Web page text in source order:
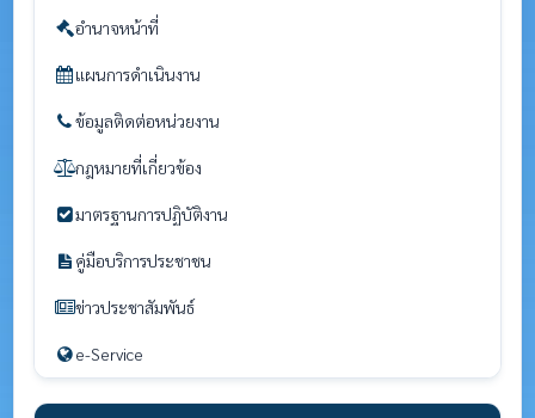
อำนาจหน้าที่
แผนการดำเนินงาน
ข้อมูลติดต่อหน่วยงาน
กฎหมายที่เกี่ยวข้อง
มาตรฐานการปฏิบัติงาน
คู่มือบริการประชาชน
ข่าวประชาสัมพันธ์
e-Service